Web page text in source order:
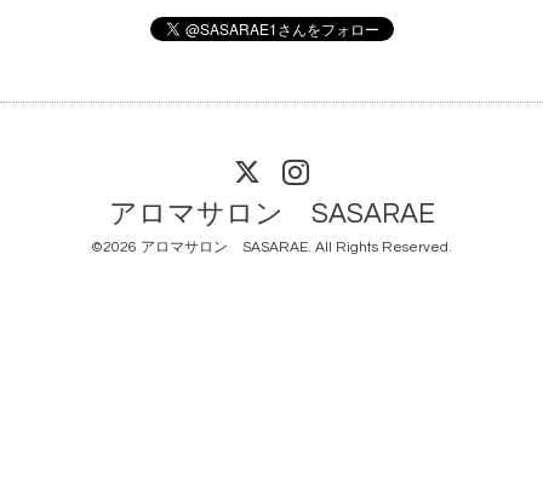
アロマサロン SASARAE
©2026 アロマサロン SASARAE. All Rights Reserved.